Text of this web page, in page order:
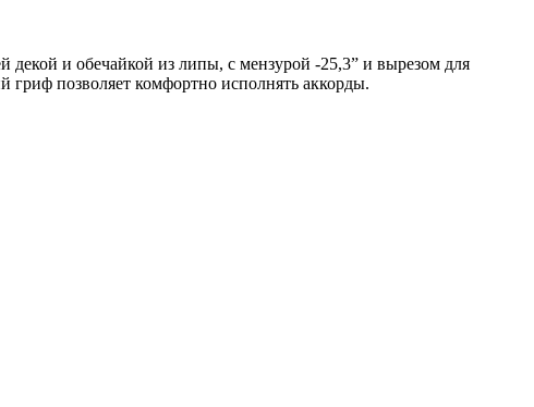
декой и обечайкой из липы, с мензурой -25,3” и вырезом для
гриф позволяет комфортно исполнять аккорды.